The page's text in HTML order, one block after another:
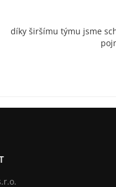
díky širšímu týmu jsme